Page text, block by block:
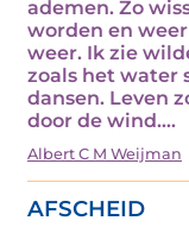
ademen. Zo
worden en
weer. Ik zie
zoals het water
dansen. Leven
door de wind.…
Albert C M Weijman
AFSCHEID